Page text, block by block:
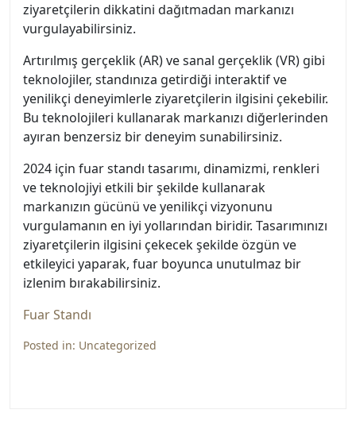
ziyaretçilerin dikkatini dağıtmadan markanızı
vurgulayabilirsiniz.
Artırılmış gerçeklik (AR) ve sanal gerçeklik (VR) gibi
teknolojiler, standınıza getirdiği interaktif ve
yenilikçi deneyimlerle ziyaretçilerin ilgisini çekebilir.
Bu teknolojileri kullanarak markanızı diğerlerinden
ayıran benzersiz bir deneyim sunabilirsiniz.
2024 için fuar standı tasarımı, dinamizmi, renkleri
ve teknolojiyi etkili bir şekilde kullanarak
markanızın gücünü ve yenilikçi vizyonunu
vurgulamanın en iyi yollarından biridir. Tasarımınızı
ziyaretçilerin ilgisini çekecek şekilde özgün ve
etkileyici yaparak, fuar boyunca unutulmaz bir
izlenim bırakabilirsiniz.
Fuar Standı
Posted in: Uncategorized